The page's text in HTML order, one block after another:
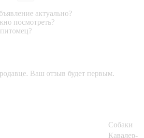
актуально?
посмотреть?
Ваш отзыв будет первым.
Собаки
Кавалер-